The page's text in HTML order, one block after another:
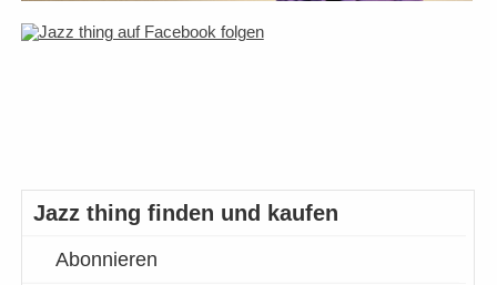
Jazz thing finden und kaufen
Abonnieren